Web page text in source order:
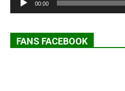
00:00
FANS FACEBOOK